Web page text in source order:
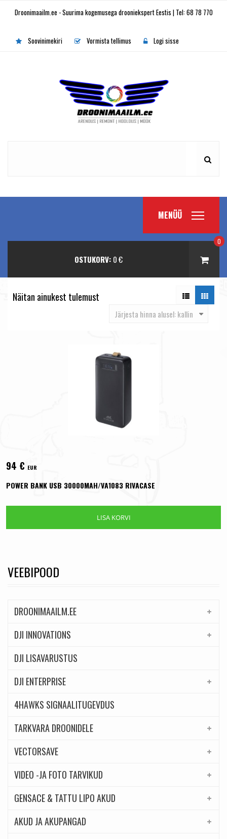
Droonimaailm.ee - Suurima kogemusega drooniekspert Eestis | Tel: 68 78 770
Soovinimekiri Vormista tellimus Logi sisse
MENÜÜ
OSTUKORV: 0€
0
Näitan ainukest tulemust
94 € EUR
POWER BANK USB 30000MAH/VA1083 RIVACASE
LISA KORVI
VEEBIPOOD
DROONIMAAILM.EE
DJI INNOVATIONS
DJI LISAVARUSTUS
DJI ENTERPRISE
4HAWKS SIGNAALITUGEVDUS
TARKVARA DROONIDELE
VECTORSAVE
VIDEO -JA FOTO TARVIKUD
GENSACE & TATTU LIPO AKUD
AKUD JA AKUPANGAD